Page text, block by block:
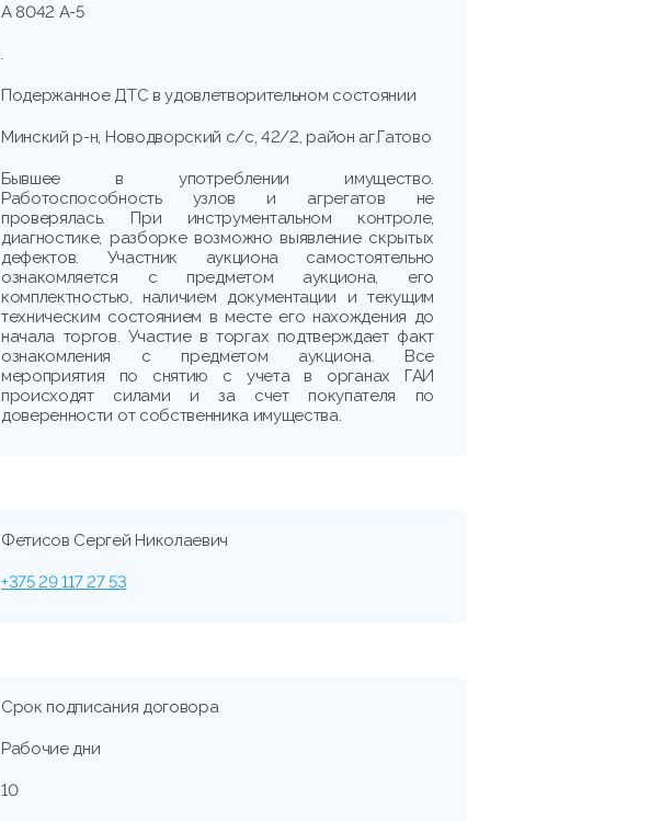
А 8042 А-5
.
Подержанное ДТС в удовлетворительном состоянии
Минский р-н, Новодворский с/с, 42/2, район аг.Гатово
Бывшее в употреблении имущество.
Работоспособность узлов и агрегатов не
проверялась. При инструментальном контроле,
диагностике, разборке возможно выявление скрытых
дефектов. Участник аукциона самостоятельно
ознакомляется с предметом аукциона, его
комплектностью, наличием документации и текущим
техническим состоянием в месте его нахождения до
начала торгов. Участие в торгах подтверждает факт
ознакомления с предметом аукциона. Все
мероприятия по снятию с учета в органах ГАИ
происходят силами и за счет покупателя по
доверенности от собственника имущества.
Фетисов Сергей Николаевич
+375 29 117 27 53
Срок подписания договора
Рабочие дни
10